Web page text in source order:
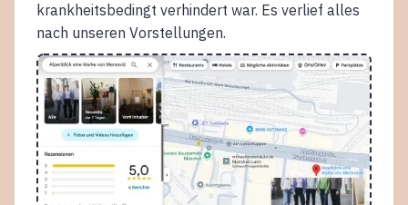
krankheitsbedingt verhindert war. Es verlief alles
nach unseren Vorstellungen.